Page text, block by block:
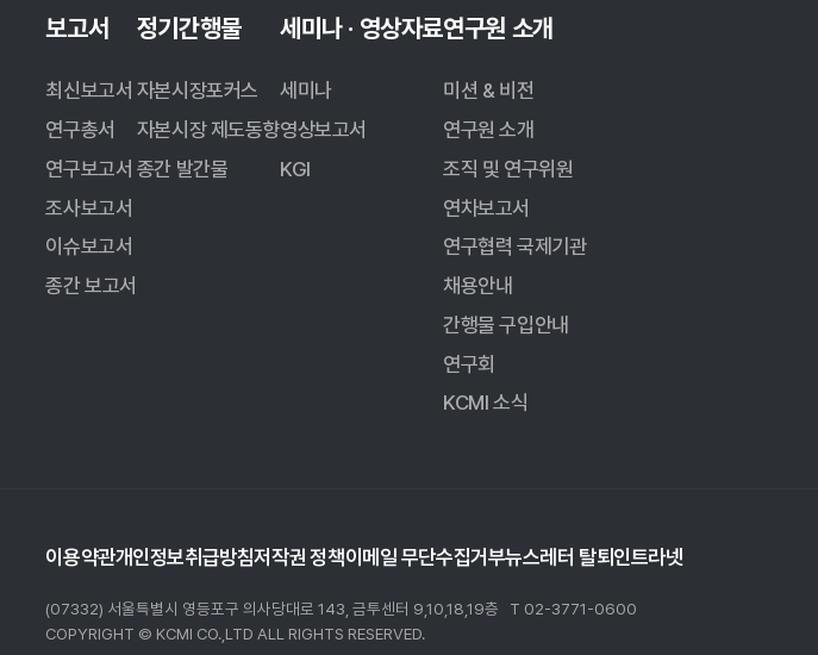
경우, 제34조에 따른 책무를 부여받게 되면 서비스 제공 사업자는 위험관리 및 설명 방안, 인
(AML/FDS)의 경우는 대출 심사와는 다르지만 자동화된 의심 거래 차단 및 계좌 제한 절차는
마지막으로 내부 업무 자동화에 활용되는 AI의 경우 고객에게 결과물을 적용하지 않는다면
절차에 따른 결정이 고객의 권리, 거래 조건 등에 실질적인 영향을 미칠 경우라면 고영향 AI로
문서 보관 등을 요구하고 있어, 고객과 접점이 많은 금융 서비스는 직접적인 영향을 받을 수 있
여부를 분류한 뒤, 서비스 진입 단계에서 고지ㆍ표시를 사용자가 접하는 화면에 내장하는 등의
보고서
최신보고서
연구총서
연구보고서
조사보고서
이슈보고서
종간 보고서
정기간행물
자본시장포커스
자본시장 제도동향
종간 발간물
세미나 · 영상자료
세미나
영상보고서
KGI
연구원 소개
미션 & 비전
연구원 소개
조직 및 연구위원
연차보고서
연구협력 국제기관
채용안내
간행물 구입안내
연구회
KCMI 소식
이용약관개인정보취급방침저작권 정책이메일 무단수집거부뉴스레터 탈퇴 인트라넷
(07332) 서울특별시 영등포구 의사당대로 143, 금투센터 9,10,18,19층
T 02-3771-0600
COPYRIGHT © KCMI CO.,LTD ALL RIGHTS RESERVED.